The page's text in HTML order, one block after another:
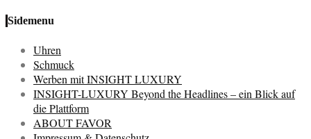
Sidemenu
Uhren
Schmuck
Werben mit INSIGHT LUXURY
INSIGHT-LUXURY Beyond the Headlines – ein Blick auf
die Plattform
ABOUT FAVOR